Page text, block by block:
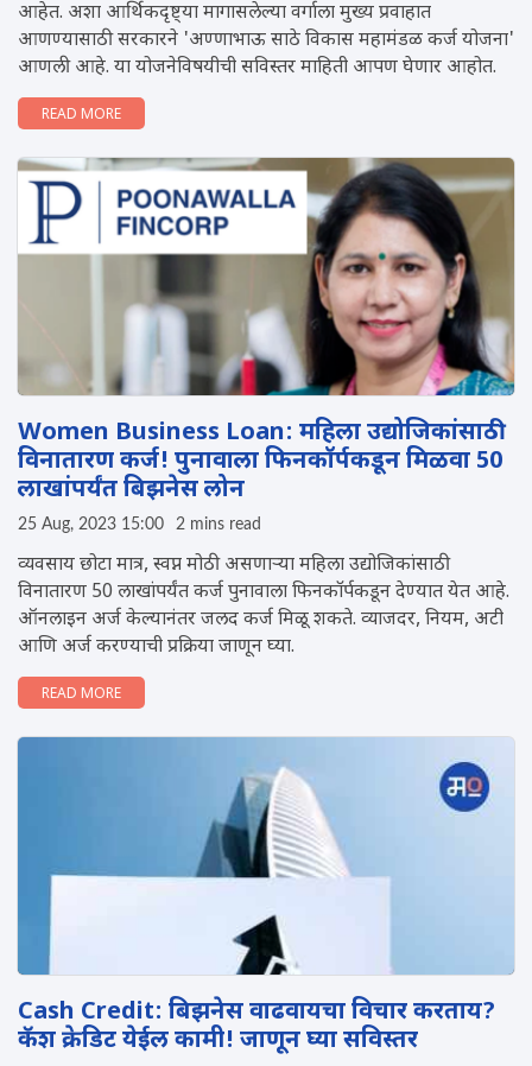
आहेत. अशा आर्थिकदृष्ट्या मागासलेल्या वर्गाला मुख्य प्रवाहात
आणण्यासाठी सरकारने 'अण्णाभाऊ साठे विकास महामंडळ कर्ज योजना'
आणली आहे. या योजनेविषयीची सविस्तर माहिती आपण घेणार आहोत.
READ MORE
Women Business Loan: महिला उद्योजिकांसाठी
विनातारण कर्ज! पुनावाला फिनकॉर्पकडून मिळवा 50
लाखांपर्यंत बिझनेस लोन
25 Aug, 2023 15:00 2 mins read
व्यवसाय छोटा मात्र, स्वप्न मोठी असणाऱ्या महिला उद्योजिकांसाठी
विनातारण 50 लाखांपर्यंत कर्ज पुनावाला फिनकॉर्पकडून देण्यात येत आहे.
ऑनलाइन अर्ज केल्यानंतर जलद कर्ज मिळू शकते. व्याजदर, नियम, अटी
आणि अर्ज करण्याची प्रक्रिया जाणून घ्या.
READ MORE
Cash Credit: बिझनेस वाढवायचा विचार करताय?
कॅश क्रेडिट येईल कामी! जाणून घ्या सविस्तर